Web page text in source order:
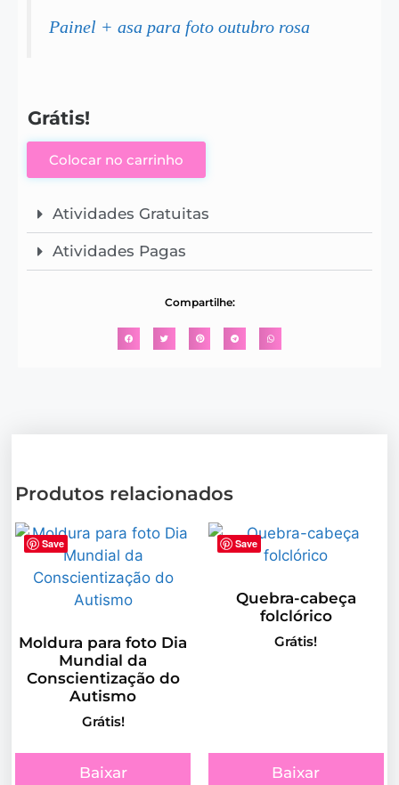
Painel + asa para foto outubro rosa
Grátis!
Colocar no carrinho
Atividades Gratuitas
Atividades Pagas
Compartilhe:
Produtos relacionados
Save
Moldura para foto Dia
Mundial da
Conscientização do
Autismo
Grátis!
Baixar
Save
Quebra-cabeça
folclórico
Grátis!
Baixar